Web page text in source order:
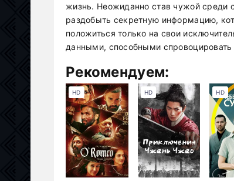
жизнь. Неожиданно став чужой среди
раздобыть секретную информацию,
положиться только на свои
данными, способными спровоцировать
Рекомендуем:
HD HD HD